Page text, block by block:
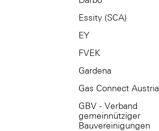
Essity (SCA)
EY
FVEK
Gardena
Gas Connect Austria
GBV - Verband
gemeinnütziger
Bauvereinigungen